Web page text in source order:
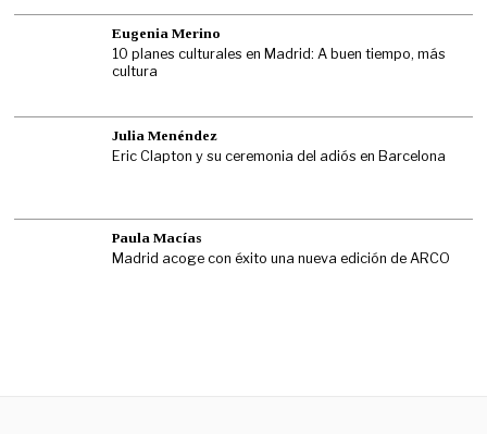
Eugenia Merino
10 planes culturales en Madrid: A buen tiempo, más
cultura
Julia Menéndez
Eric Clapton y su ceremonia del adiós en Barcelona
Paula Macías
Madrid acoge con éxito una nueva edición de ARCO